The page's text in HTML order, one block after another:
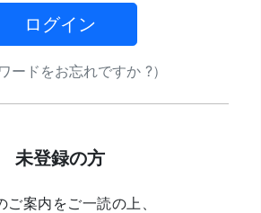
ログイン
ードをお忘れですか ?）
未登録の方
ご案内をご一読の上、